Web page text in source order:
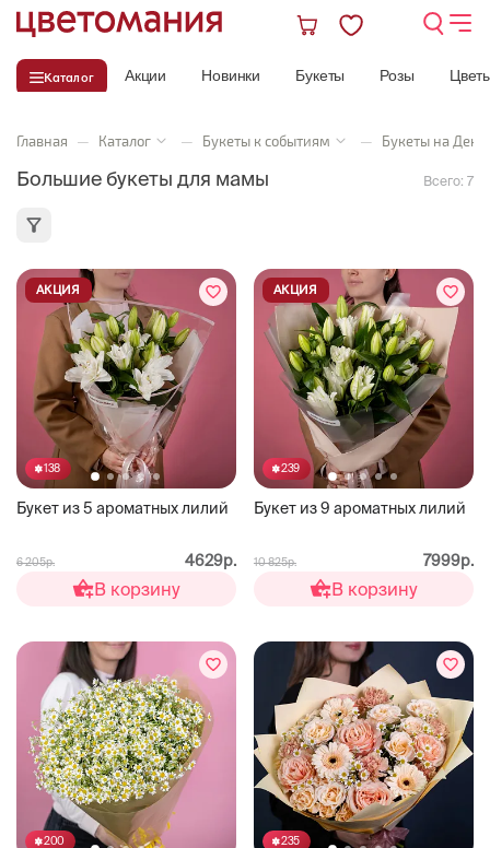
Каталог Акции Новинки Букеты Розы
Главная — Каталог — Букеты к событиям — Букеты на
Большие букеты для мамы Всего: 7
138
Букет из 5 ароматных лилий
АКЦИЯ
6 205р. 4629р.
В корзину
239
Букет из 9 ароматных лилий
АКЦИЯ
10 825р. 7999р.
В корзину
200 235